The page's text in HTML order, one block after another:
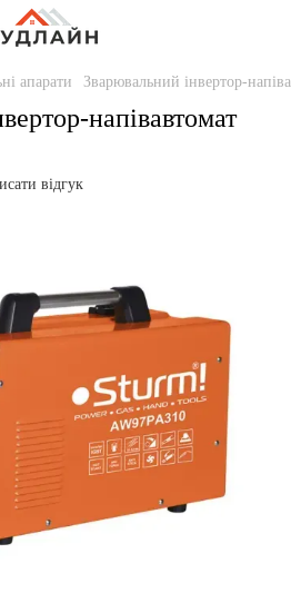
апарати Зварювальний інвертор-
напівавтомат
відгук